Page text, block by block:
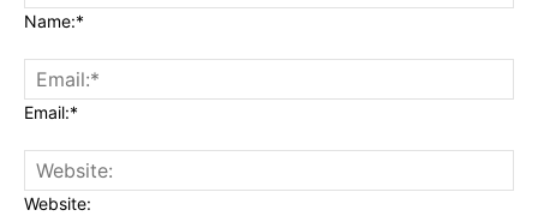
Name:*
Email:*
Website: